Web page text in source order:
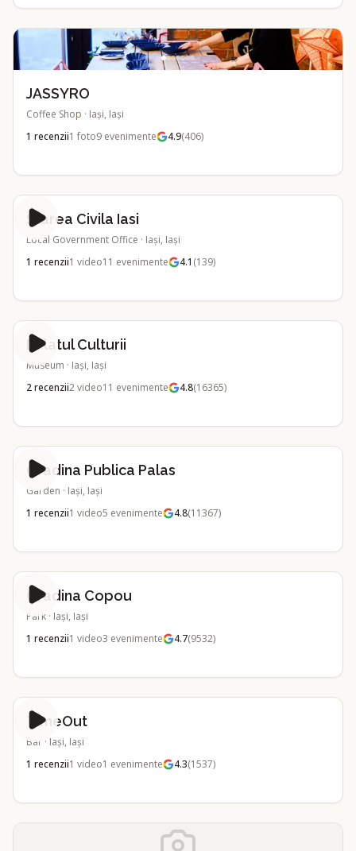
JASSYRO
Coffee Shop · Iași, Iași
1 recenzii1 foto9 evenimente 4.9(406)
Starea Civila Iasi
Local Government Office · Iași, Iași
1 recenzii1 video11 evenimente 4.1 (139)
Palatul Culturii
Museum · Iași, Iași
2recenzii2video11 evenimente 4.8(16365)
Gradina Publica Palas
Garden · Iași, Iași
1 recenzii1 video5 evenimente 4.8(11367)
Gradina Copou
Park · Iași, Iași
1 recenzii1 video3 evenimente 4.7(9532)
TimeOut
Bar · Iași, Iași
1 recenzii1 video1 evenimente 4.3(1537)